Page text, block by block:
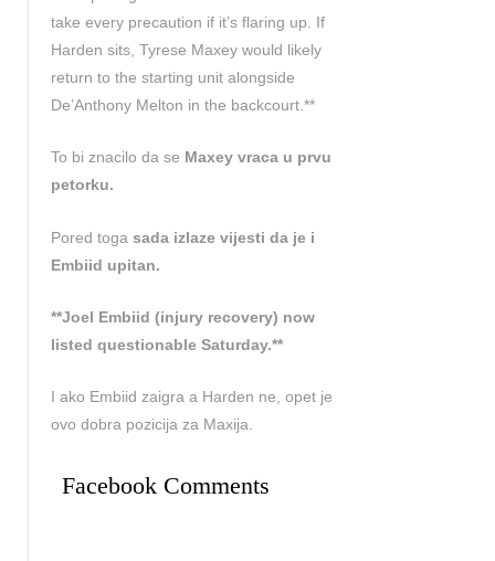
take every precaution if it’s flaring up. If
Harden sits, Tyrese Maxey would likely
return to the starting unit alongside
De’Anthony Melton in the backcourt.**
To bi znacilo da se Maxey vraca u prvu
petorku.
Pored toga sada izlaze vijesti da je i
Embiid upitan.
**Joel Embiid (injury recovery) now
listed questionable Saturday.**
I ako Embiid zaigra a Harden ne, opet je
ovo dobra pozicija za Maxija.
Facebook Comments